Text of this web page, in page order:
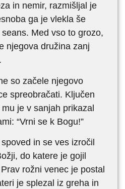
in nemir, razmišljal je
ga je vlekla še
Med vso to grozo,
njegova družina zanj
so začele njegovo
spreobračati. Ključen
je v sanjah prikazal
“Vrni se k Bogu!”
in se ves izročil
do katere je gojil
rožni venec je postal
je splezal iz greha in